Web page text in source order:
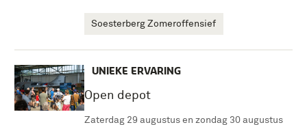
Soesterberg Zomeroffensief
UNIEKE ERVARING
Open depot
Zaterdag 29 augustus en zondag 30 augustus